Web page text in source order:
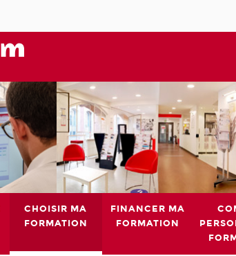
CHOISIR MA
FORMATION
FINANCER MA
FORMATION